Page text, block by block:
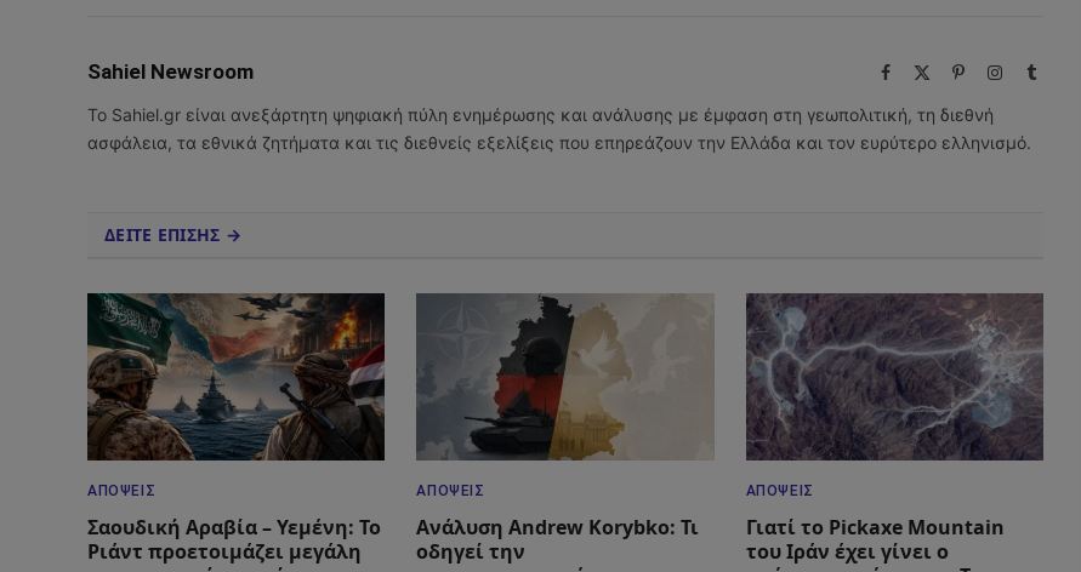
Sahiel Newsroom Facebook PinterestInstagram
Tumblr
Το Sahiel.gr είναι ανεξάρτητη ψηφιακή πύλη ενημέρωσης και ανάλυσης με έμφαση στη γεωπολιτική, τη διεθνή
ασφάλεια, τα εθνικά ζητήματα και τις διεθνείς εξελίξεις που επηρεάζουν την Ελλάδα και τον ευρύτερο ελληνισμό.
ΔΕΙΤΕ ΕΠΙΣΗΣ →
ΑΠΌΨΕΙΣ
Σαουδική Αραβία – Υεμένη: Το
Ριάντ προετοιμάζει μεγάλη
ΑΠΌΨΕΙΣ
Ανάλυση Andrew Korybko: Τι
οδηγεί την
ΑΠΌΨΕΙΣ
Γιατί το Pickaxe Mountain
του Ιράν έχει γίνει ο